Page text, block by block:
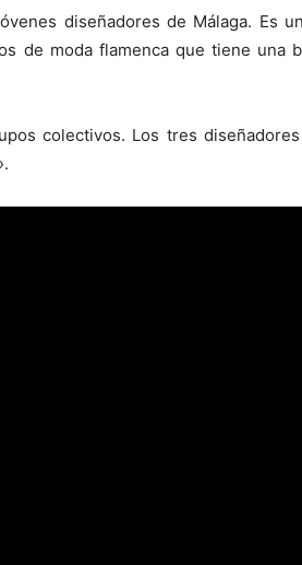
diseñadores de Málaga. Es
de moda flamenca que tiene una
colectivos. Los tres